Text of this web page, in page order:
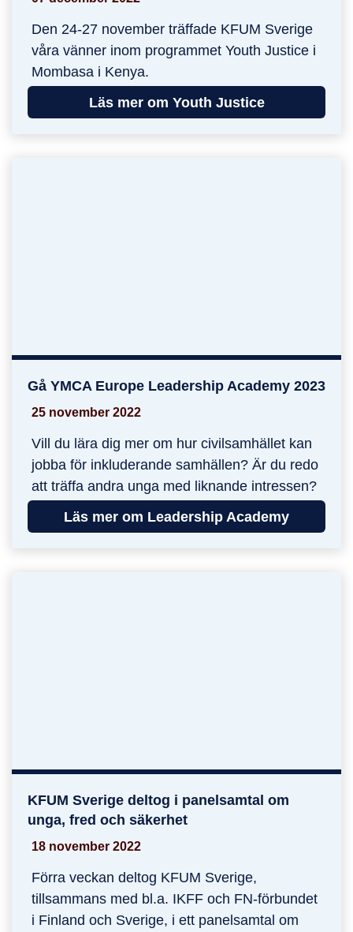
Den 24-27 november träffade KFUM Sverige
våra vänner inom programmet Youth Justice i
Mombasa i Kenya.
Läs mer om Youth Justice
Gå YMCA Europe Leadership Academy 2023
Gå YMCA Europe Leadership Academy 2023
25 november 2022
Vill du lära dig mer om hur civilsamhället kan
jobba för inkluderande samhällen? Är du redo
att träffa andra unga med liknande intressen?
Läs mer om Leadership Academy
KFUM Sverige deltog i panelsamtal om
unga, fred och säkerhet
KFUM Sverige deltog i panelsamtal om unga,
18 november 2022
Förra veckan deltog KFUM Sverige,
tillsammans med bl.a. IKFF och FN-förbundet
i Finland och Sverige, i ett panelsamtal om